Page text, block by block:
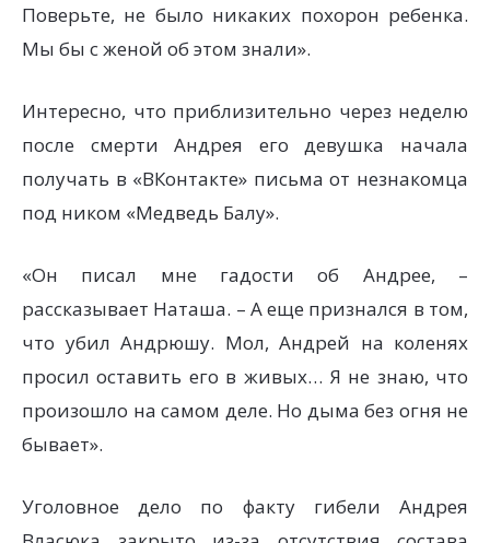
Поверьте, не было никаких похорон ребенка.
Мы бы с женой об этом знали».
Интересно, что приблизительно через неделю
после смерти Андрея его девушка начала
получать в «ВКонтакте» письма от незнакомца
под ником «Медведь Балу».
«Он писал мне гадости об Андрее, –
рассказывает Наташа. – А еще признался в том,
что убил Андрюшу. Мол, Андрей на коленях
просил оставить его в живых… Я не знаю, что
произошло на самом деле. Но дыма без огня не
бывает».
Уголовное дело по факту гибели Андрея